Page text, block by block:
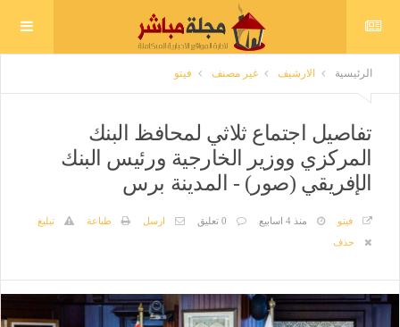
الرئيسية الارشيف غير مصنف فيتو
تفاصيل اجتماع ثلاثي لمحافظ البنك
المركزي ووزير الخارجية ورئيس البنك
الإفريقي (صور) - المدينة برس
فيتو منذ 4 اسابيع 0 تعليق ارسل طباعة
تبليغ
حذف